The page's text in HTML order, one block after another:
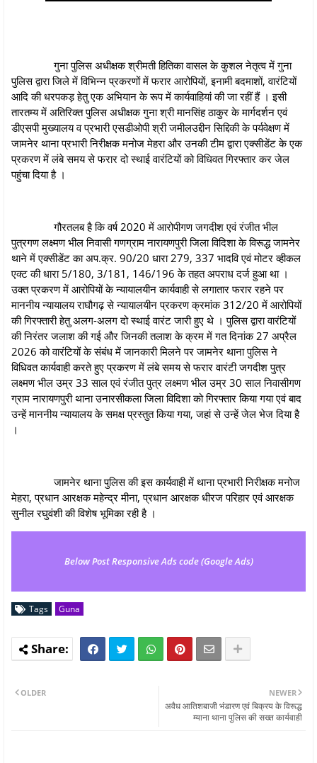
गुना पुलिस अधीक्षक श्रीमती हितिका वासल के कुशल नेतृत्व में गुना
पुलिस द्वारा जिले में विभिन्‍न प्रकरणों में फरार आरोपियों, इनामी बदमाशों, वारंटियों
आदि की धरपकड़ हेतु एक अभियान के रूप में कार्यवाहियां की जा रहीं हैं । इसी
तारतम्‍य में अतिरिक्त पुलिस अधीक्षक गुना श्री मानसिंह ठाकुर के मार्गदर्शन एवं
डीएसपी मुख्यालय व प्रभारी एसडीओपी श्री जमीलउद्दीन सिद्दिकी के पर्यवेक्षण में
जामनेर थाना प्रभारी निरीक्षक मनोज मेहरा और उनकी टीम द्वारा एक्सीडेंट के एक
प्रकरण में लंबे समय से फरार दो स्थाई वारंटियों को विधिवत गिरफ्तार कर जेल
पहुंचा दिया है ।
गौरतलब है कि वर्ष 2020 में आरोपीगण जगदीश एवं रंजीत भील
पुत्रगण लक्ष्मण भील निवासी गणग्राम नारायणपुरी जिला विदिशा के विरूद्ध जामनेर
थाने में एक्सीडेंट का अप.क्र. 90/20 धारा 279, 337 भादवि एवं मोटर व्हीकल
एक्ट की धारा 5/180, 3/181, 146/196 के तहत अपराध दर्ज हुआ था ।
उक्‍त प्रकरण में आरोपियों के न्‍यायालयीन कार्यवाही से लगातार फरार रहने पर
माननीय न्‍यायालय राघौगढ़ से न्‍यायालयीन प्रकरण क्रमांक 312/20 में आरोपियों
की गिरफ्तारी हेतु अलग-अलग दो स्थाई वारंट जारी हुए थे । पुलिस द्वारा वारंटियों
की निरंतर जलाश की गई और जिनकी तलाश के क्रम में गत दिनांक 27 अप्रैल
2026 को वारंटियों के संबंध में जानकारी मिलने पर जामनेर थाना पुलिस ने
विधिवत कार्यवाही करते हुए प्रकरण में लंबे समय से फरार वारंटी जगदीश पुत्र
लक्ष्मण भील उम्र 33 साल एवं रंजीत पुत्र लक्ष्मण भील उम्र 30 साल निवासीगण
ग्राम नारायणपुरी थाना उनारसीकला जिला विदिशा को गिरफ्तार किया गया एवं बाद
उन्हें माननीय न्‍यायालय के समक्ष प्रस्तुत किया गया, जहां से उन्हें जेल भेज दिया है
।
जामनेर थाना पुलिस की इस कार्यवाही में थाना प्रभारी निरीक्षक मनोज
मेहरा, प्रधान आरक्षक महेन्द्र मीना, प्रधान आरक्षक धीरज परिहार एवं आरक्षक
सुनील रघुवंशी की विशेष भूमिका रही है ।
Below Post Responsive Ads code (Google Ads)
Tags Guna
NEWER
अवैध आतिशबाजी भंडारण एवं बिक्रय के विरूद्ध
म्याना थाना पुलिस की सख्त कार्यवाही
OLDER